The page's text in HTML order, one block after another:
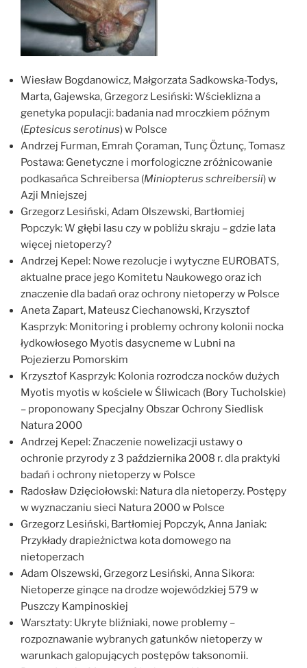
Wiesław Bogdanowicz, Małgorzata Sadkowska-Todys,
Marta, Gajewska, Grzegorz Lesiński: Wścieklizna a
genetyka populacji: badania nad mroczkiem późnym
(Eptesicus serotinus) w Polsce
Andrzej Furman, Emrah Çoraman, Tunç Öztunç, Tomasz
Postawa: Genetyczne i morfologiczne zróżnicowanie
podkasańca Schreibersa (Miniopterus schreibersii) w
Azji Mniejszej
Grzegorz Lesiński, Adam Olszewski, Bartłomiej
Popczyk: W głębi lasu czy w pobliżu skraju – gdzie lata
więcej nietoperzy?
Andrzej Kepel: Nowe rezolucje i wytyczne EUROBATS,
aktualne prace jego Komitetu Naukowego oraz ich
znaczenie dla badań oraz ochrony nietoperzy w Polsce
Aneta Zapart, Mateusz Ciechanowski, Krzysztof
Kasprzyk: Monitoring i problemy ochrony kolonii nocka
łydkowłosego Myotis dasycneme w Lubni na
Pojezierzu Pomorskim
Krzysztof Kasprzyk: Kolonia rozrodcza nocków dużych
Myotis myotis w kościele w Śliwicach (Bory Tucholskie)
– proponowany Specjalny Obszar Ochrony Siedlisk
Natura 2000
Andrzej Kepel: Znaczenie nowelizacji ustawy o
ochronie przyrody z 3 października 2008 r. dla praktyki
badań i ochrony nietoperzy w Polsce
Radosław Dzięciołowski: Natura dla nietoperzy. Postępy
w wyznaczaniu sieci Natura 2000 w Polsce
Grzegorz Lesiński, Bartłomiej Popczyk, Anna Janiak:
Przykłady drapieżnictwa kota domowego na
nietoperzach
Adam Olszewski, Grzegorz Lesiński, Anna Sikora:
Nietoperze ginące na drodze wojewódzkiej 579 w
Puszczy Kampinoskiej
Warsztaty: Ukryte bliźniaki, nowe problemy –
rozpoznawanie wybranych gatunków nietoperzy w
warunkach galopujących postępów taksonomii.